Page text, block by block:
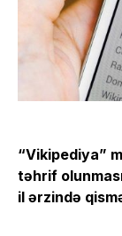
“Vikipediya”
təhrif
il ərzində